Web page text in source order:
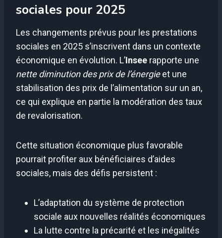
sociales pour 2025
Les changements prévus pour les prestations
sociales en 2025 s’inscrivent dans un contexte
économique en évolution. L’Insee rapporte une
nette diminution des prix de l’énergieet une
stabilisation des prix de l’alimentation sur un an,
ce qui explique en partie la modération des taux
de revalorisation.
Cette situation économique plus favorable
pourrait profiter aux bénéficiaires d’aides
sociales, mais des défis persistent :
L’adaptation du système de protection
sociale aux nouvelles réalités économiques
La lutte contre la précarité et les inégalités